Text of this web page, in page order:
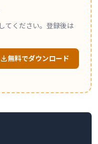
てください。登録後は
無料でダウンロード